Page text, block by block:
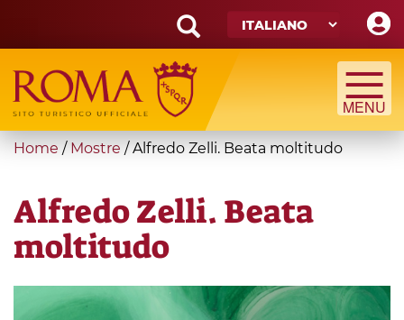
main
content
Search
form
Cerca
You
here
Home / Mostre /Alfredo Zelli. Beata moltitudo
Alfredo Zelli. Beata
moltitudo